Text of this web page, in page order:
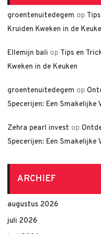
groentenuitedegem op
Kruiden Kweken in de
Ellemijn bali op Tips en
Kweken in de Keuken
groentenuitedegem op
Specerijen: Een Smakelijke
Zehra pearl invest op
Specerijen: Een Smakelijke
ARCHIEF
augustus 2026
juli 2026